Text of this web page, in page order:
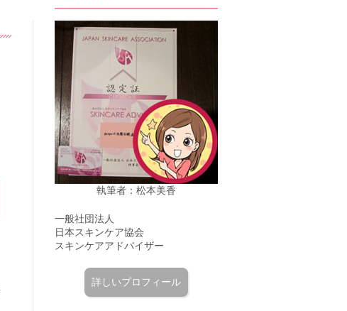
執筆者：松本美香
一般社団法人
日本スキンケア協会
スキンケアアドバイザー
詳しいプロフィール